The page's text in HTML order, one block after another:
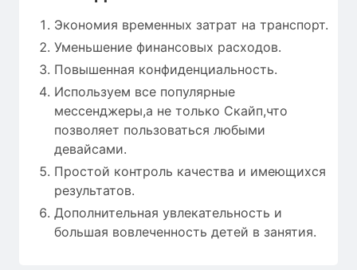
Экономия временных затрат на транспорт.
Уменьшение финансовых расходов.
Повышенная конфиденциальность.
Используем все популярные
мессенджеры,а не только Скайп,что
позволяет пользоваться любыми
девайсами.
Простой контроль качества и имеющихся
результатов.
Дополнительная увлекательность и
большая вовлеченность детей в занятия.